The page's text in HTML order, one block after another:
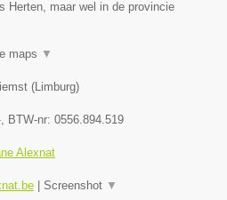
Herten, maar wel in de provincie
maps ▼
( Limburg)
, BTW-nr: 0556.894.519
Alexnat
Screenshot ▼